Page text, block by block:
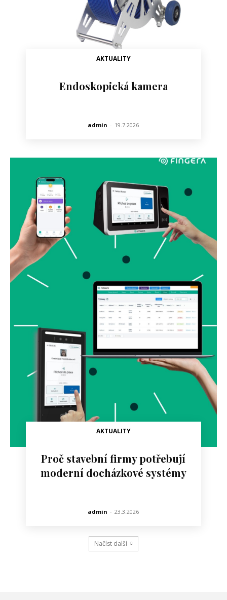
AKTUALITY
Endoskopická kamera
admin - 19.7.2026
AKTUALITY
Proč stavební firmy potřebují
moderní docházkové systémy
admin - 23.3.2026
Načíst další